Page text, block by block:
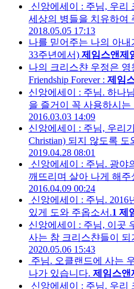
신앙에세이 : 주님, 우리
세상의 병들을 치유하여
2018.05.05 17:13
나를 믿어주는 나의 아내
33주년에서) 제임스앤제
나의 크리스챤 우정은 영
Friendship Forever : 제임
신앙에세이 : 주님. 하나
을 즐거이 꼭 사용하시는
2016.03.03 14:09
신앙에세이 : 주님, 우리
Christian) 되지 않도록 도
2019.04.28 08:01
신앙에세이 : 주님. 광야
깨뜨리며 살아 나게 해주
2016.04.09 00:24
신앙에세이 : 주님.
있게 도와 주옵소서.1 제
신앙에세이 : 주님, 이곳
사는 참 크리스챤들이 되
2020.05.06 15:43
주님. 오클랜드에 사는
나가 있습니다. 제임스앤
신앙에세이 : 주님. 우리